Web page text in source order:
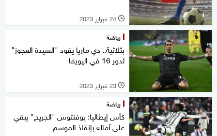
l 24 فبراير 2023
رياضة
بثلاثية.. دي ماريا يقود "السيدة العجوز"
لدور 16 في اليويفا
l 23 فبراير 2023
رياضة
كأس إيطاليا: يوفنتوس "الجريح" يبقي
على آماله بإنقاذ الموسم